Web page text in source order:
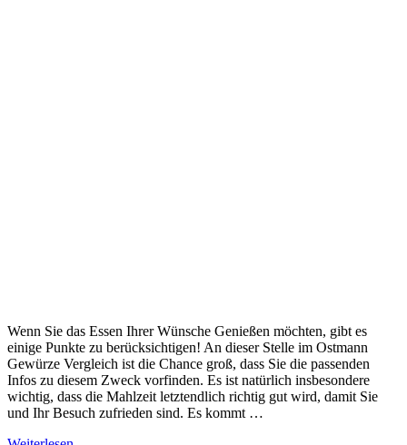
Wenn Sie das Essen Ihrer Wünsche Genießen möchten, gibt es
einige Punkte zu berücksichtigen! An dieser Stelle im Ostmann
Gewürze Vergleich ist die Chance groß, dass Sie die passenden
Infos zu diesem Zweck vorfinden. Es ist natürlich insbesondere
wichtig, dass die Mahlzeit letztendlich richtig gut wird, damit Sie
und Ihr Besuch zufrieden sind. Es kommt …